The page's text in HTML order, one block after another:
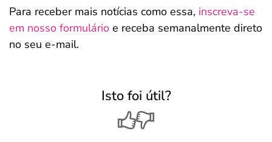
Para receber mais notícias como essa, inscreva-se
em nosso formulário e receba semanalmente direto
no seu e-mail.
Isto foi útil?